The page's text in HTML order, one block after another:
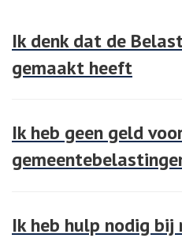
Ik denk dat de
gemaakt heeft
Ik heb geen geld
Ik heb hulp nodig bij